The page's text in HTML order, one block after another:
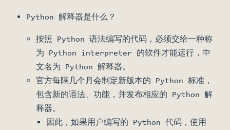
Python 解释器是什么？
按照 Python 语法编写的代码，必须交给一种称
为 Python interpreter 的软件才能运行，中
文名为 Python 解释器。
官方每隔几个月会制定新版本的 Python 标准，
包含新的语法、功能，并发布相应的 Python 解
释器。
因此，如果用户编写的 Python 代码，使用